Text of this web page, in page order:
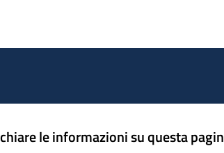
le informazioni su questa